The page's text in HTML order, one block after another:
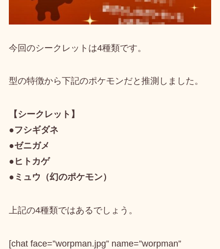
今回のシークレットは4種類です。
型の特徴から下記のポケモンだと推測しました。
【シークレット】
●フシギダネ
●ゼニガメ
●ヒトカゲ
●ミュウ（幻のポケモン）
上記の4種類ではあるでしょう。
[chat face=”worpman.jpg” name=”worpman”